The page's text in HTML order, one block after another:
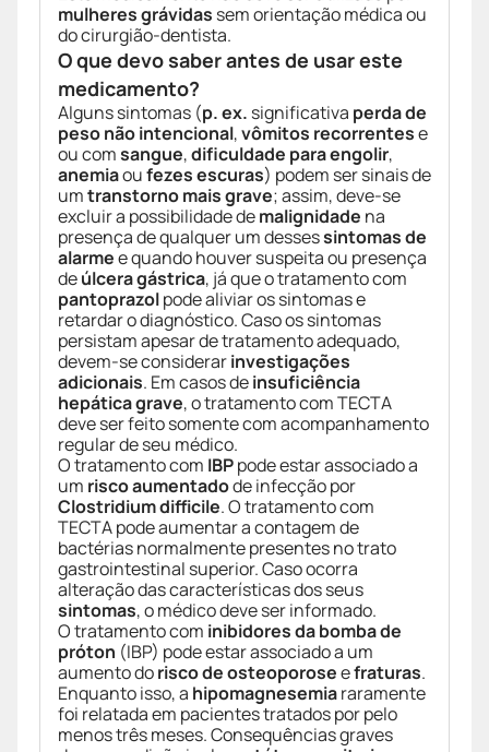
mulheres grávidas sem orientação médica ou
do cirurgião-dentista.
O que devo saber antes de usar este
medicamento?
Alguns sintomas (p. ex. significativa perda de
peso não intencional,vômitos recorrentese
ou comsangue,dificuldade para engolir,
anemiaoufezes escuras) podem ser sinais de
umtranstorno mais grave; assim, deve-se
excluir a possibilidade demalignidade na
presença de qualquer um dessessintomas de
alarmee quando houver suspeita ou presença
deúlcera gástrica, já que o tratamento com
pantoprazolpode aliviar os sintomas e
retardar o diagnóstico. Caso os sintomas
persistam apesar de tratamento adequado,
devem-se considerarinvestigações
adicionais. Em casos deinsuficiência
hepática grave, o tratamento com TECTA
deve ser feito somente com acompanhamento
regular de seu médico.
O tratamento com IBPpode estar associado a
um risco aumentadode infecção por
Clostridium difficile. O tratamento com
TECTA pode aumentar a contagem de
bactérias normalmente presentes no trato
gastrointestinal superior. Caso ocorra
alteração das características dos seus
sintomas, o médico deve ser informado.
O tratamento com inibidores da bomba de
próton (IBP) pode estar associado a um
aumento dorisco de osteoporoseefraturas.
Enquanto isso, a hipomagnesemiararamente
foi relatada em pacientes tratados por pelo
menos três meses. Consequências graves